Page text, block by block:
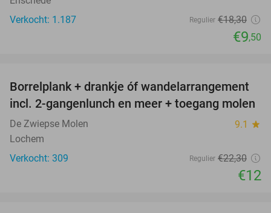
Verkocht: 1.187
Regulier €18,30
€9,50
46%
Borrelplank + drankje óf wandelarrangement
incl. 2-gangenlunch en meer + toegang molen
De Zwiepse Molen 9.1 star
Lochem
Verkocht: 309
Regulier €22,30
€12